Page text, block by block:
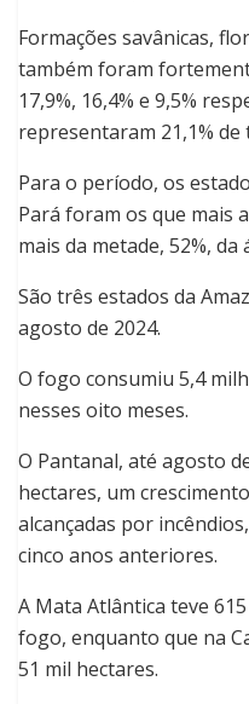
Formações savânicas,
também foram
17,9%, 16,4% e 9,5%
representaram 21,1%
Para o período, os
Pará foram os que mais
mais da metade, 52%,
São três estados da
agosto de 2024.
O fogo consumiu 5,4
nesses oito meses.
O Pantanal, até agosto
hectares, um
alcançadas por
cinco anos anteriores.
A Mata Atlântica teve
fogo, enquanto que na
51 mil hectares.